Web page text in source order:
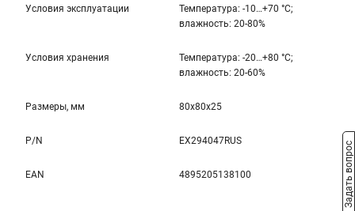
Условия эксплуатации
Температура: -10…+70 °С;
влажность: 20-80%
Условия хранения
Температура: -20…+80 °С;
влажность: 20-60%
Размеры, мм 80x80x25
P/N EX294047RUS
EAN 4895205138100 Задать вопрос